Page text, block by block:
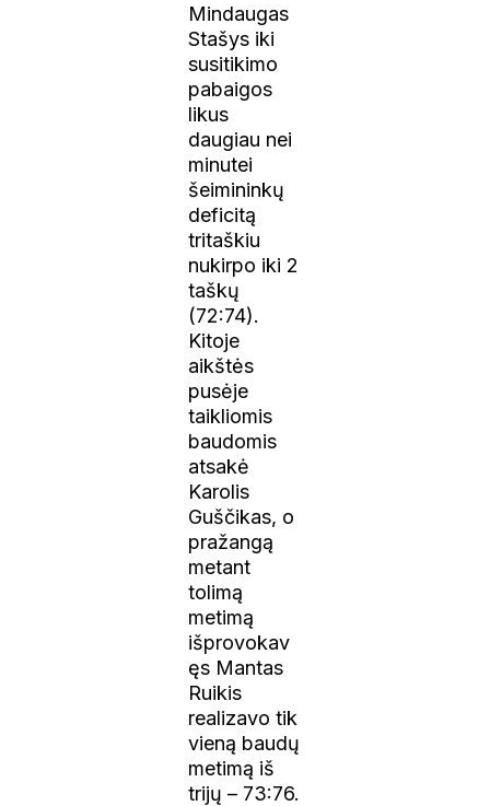
Mindaugas
Stašys iki
susitikimo
pabaigos
likus
daugiau nei
minutei
šeimininkų
deficitą
tritaškiu
nukirpo iki 2
taškų
(72:74).
Kitoje
aikštės
pusėje
taikliomis
baudomis
atsakė
Karolis
Guščikas, o
pražangą
metant
tolimą
metimą
išprovokav
ęs Mantas
Ruikis
realizavo tik
vieną baudų
metimą iš
trijų – 73:76.